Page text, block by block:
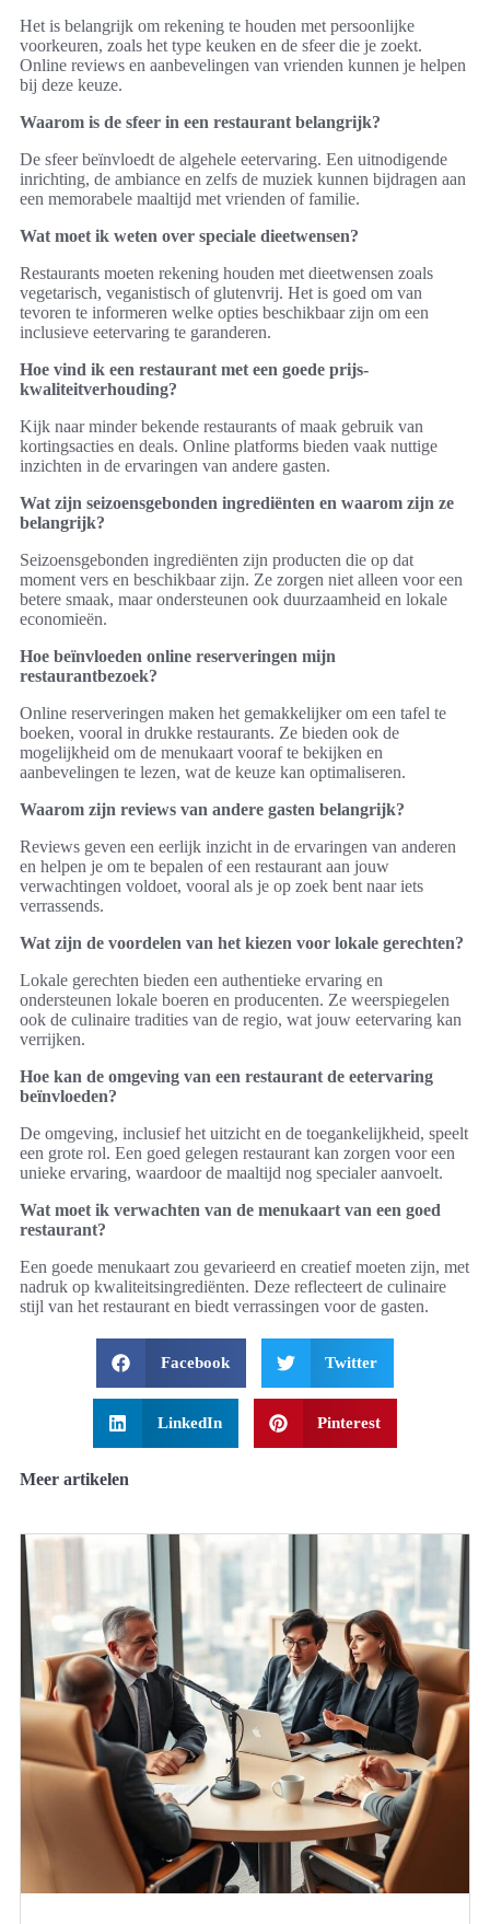
Het is belangrijk om rekening te houden met persoonlijke
voorkeuren, zoals het type keuken en de sfeer die je zoekt.
Online reviews en aanbevelingen van vrienden kunnen je helpen
bij deze keuze.
Waarom is de sfeer in een restaurant belangrijk?
De sfeer beïnvloedt de algehele eetervaring. Een uitnodigende
inrichting, de ambiance en zelfs de muziek kunnen bijdragen aan
een memorabele maaltijd met vrienden of familie.
Wat moet ik weten over speciale dieetwensen?
Restaurants moeten rekening houden met dieetwensen zoals
vegetarisch, veganistisch of glutenvrij. Het is goed om van
tevoren te informeren welke opties beschikbaar zijn om een
inclusieve eetervaring te garanderen.
Hoe vind ik een restaurant met een goede prijs-
kwaliteitverhouding?
Kijk naar minder bekende restaurants of maak gebruik van
kortingsacties en deals. Online platforms bieden vaak nuttige
inzichten in de ervaringen van andere gasten.
Wat zijn seizoensgebonden ingrediënten en waarom zijn ze
belangrijk?
Seizoensgebonden ingrediënten zijn producten die op dat
moment vers en beschikbaar zijn. Ze zorgen niet alleen voor een
betere smaak, maar ondersteunen ook duurzaamheid en lokale
economieën.
Hoe beïnvloeden online reserveringen mijn
restaurantbezoek?
Online reserveringen maken het gemakkelijker om een tafel te
boeken, vooral in drukke restaurants. Ze bieden ook de
mogelijkheid om de menukaart vooraf te bekijken en
aanbevelingen te lezen, wat de keuze kan optimaliseren.
Waarom zijn reviews van andere gasten belangrijk?
Reviews geven een eerlijk inzicht in de ervaringen van anderen
en helpen je om te bepalen of een restaurant aan jouw
verwachtingen voldoet, vooral als je op zoek bent naar iets
verrassends.
Wat zijn de voordelen van het kiezen voor lokale gerechten?
Lokale gerechten bieden een authentieke ervaring en
ondersteunen lokale boeren en producenten. Ze weerspiegelen
ook de culinaire tradities van de regio, wat jouw eetervaring kan
verrijken.
Hoe kan de omgeving van een restaurant de eetervaring
beïnvloeden?
De omgeving, inclusief het uitzicht en de toegankelijkheid, speelt
een grote rol. Een goed gelegen restaurant kan zorgen voor een
unieke ervaring, waardoor de maaltijd nog specialer aanvoelt.
Wat moet ik verwachten van de menukaart van een goed
restaurant?
Een goede menukaart zou gevarieerd en creatief moeten zijn, met
nadruk op kwaliteitsingrediënten. Deze reflecteert de culinaire
stijl van het restaurant en biedt verrassingen voor de gasten.
Facebook Twitter
LinkedIn Pinterest
Meer artikelen